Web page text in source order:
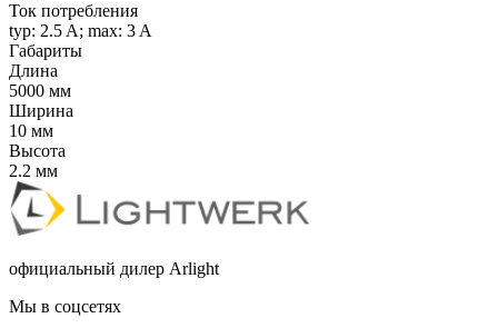
Ток потребления
typ: 2.5 A; max: 3 A
Габариты
Длина
5000 мм
Ширина
10 мм
Высота
2.2 мм
официальный дилер Arlight
Мы в соцсетях